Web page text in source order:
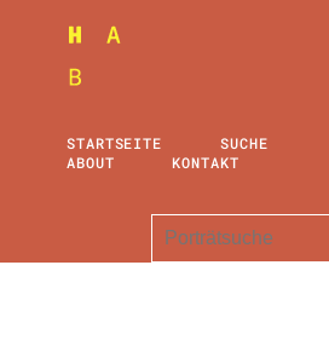
STARTSEITE
SUCHE
ABOUT
KONTAKT